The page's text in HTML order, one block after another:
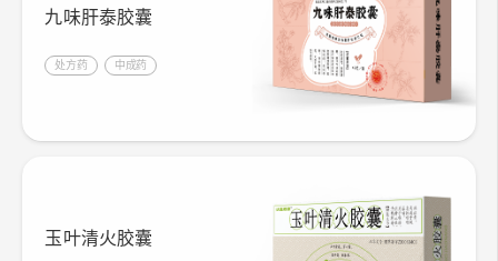
九味肝泰胶囊
处方药 中成药
玉叶清火胶囊